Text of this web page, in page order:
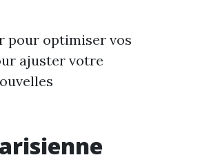
pour optimiser vos
ajuster votre